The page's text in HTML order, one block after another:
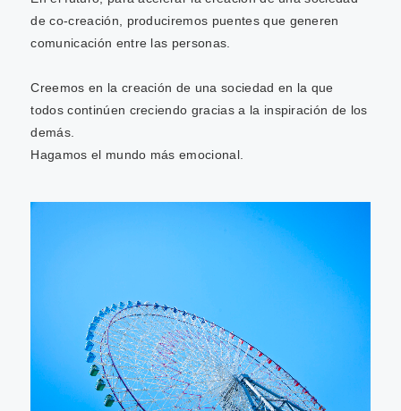
de co-creación, produciremos puentes que generen
comunicación entre las personas.
Creemos en la creación de una sociedad en la que
todos continúen creciendo gracias a la inspiración de los
demás.
Hagamos el mundo más emocional.